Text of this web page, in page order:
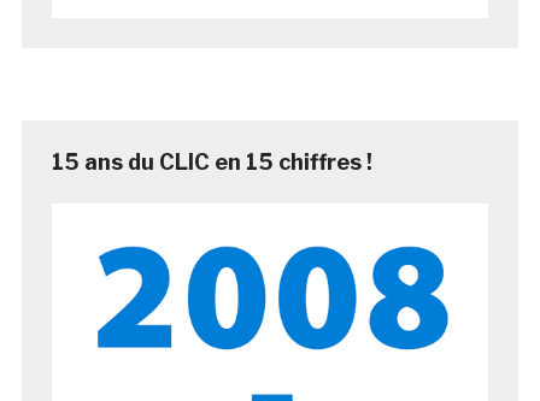
15 ans du CLIC en 15 chiffres !